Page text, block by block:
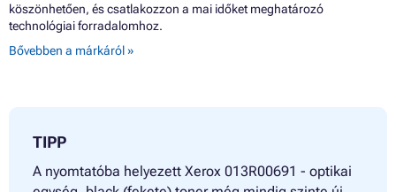
köszönhetően, és csatlakozzon a mai időket meghatározó
technológiai forradalomhoz.
Bővebben a márkáról »
TIPP
A nyomtatóba helyezett Xerox 013R00691 - optikai